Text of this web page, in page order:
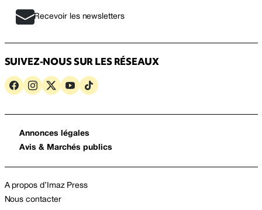
Recevoir les newsletters
SUIVEZ-NOUS SUR LES RÉSEAUX
Annonces légales
Avis & Marchés publics
A propos d’Imaz Press
Nous contacter